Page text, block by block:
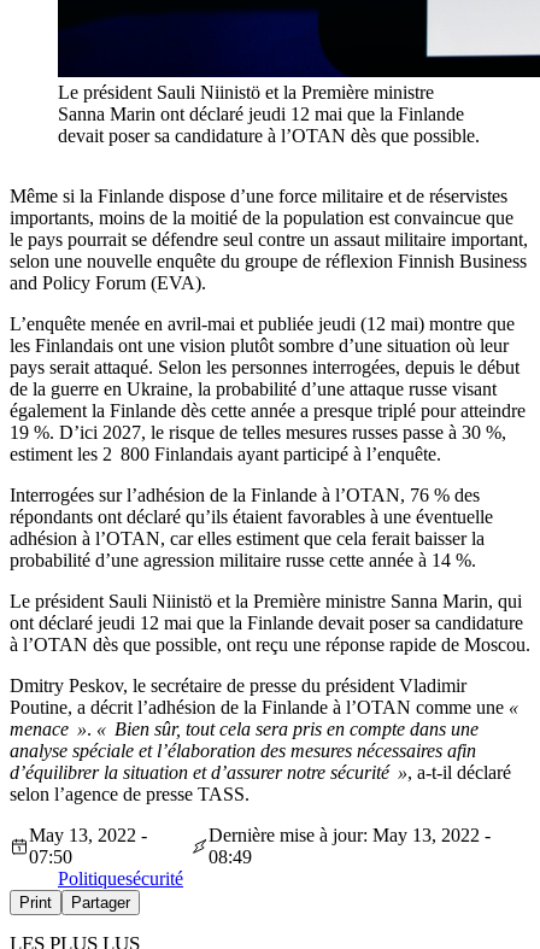
Le président Sauli Niinistö et la Première ministre
Sanna Marin ont déclaré jeudi 12 mai que la Finlande
devait poser sa candidature à l’OTAN dès que possible.
Même si la Finlande dispose d’une force militaire et de réservistes
importants, moins de la moitié de la population est convaincue que
le pays pourrait se défendre seul contre un assaut militaire important,
selon une nouvelle enquête du groupe de réflexion Finnish Business
and Policy Forum (EVA).
L’enquête menée en avril-mai et publiée jeudi (12 mai) montre que
les Finlandais ont une vision plutôt sombre d’une situation où leur
pays serait attaqué. Selon les personnes interrogées, depuis le début
de la guerre en Ukraine, la probabilité d’une attaque russe visant
également la Finlande dès cette année a presque triplé pour atteindre
19 %. D’ici 2027, le risque de telles mesures russes passe à 30 %,
estiment les 2 800 Finlandais ayant participé à l’enquête.
Interrogées sur l’adhésion de la Finlande à l’OTAN, 76 % des
répondants ont déclaré qu’ils étaient favorables à une éventuelle
adhésion à l’OTAN, car elles estiment que cela ferait baisser la
probabilité d’une agression militaire russe cette année à 14 %.
Le président Sauli Niinistö et la Première ministre Sanna Marin, qui
ont déclaré jeudi 12 mai que la Finlande devait poser sa candidature
à l’OTAN dès que possible, ont reçu une réponse rapide de Moscou.
Dmitry Peskov, le secrétaire de presse du président Vladimir
Poutine, a décrit l’adhésion de la Finlande à l’OTAN comme une «
menace ». « Bien sûr, tout cela sera pris en compte dans une
analyse spéciale et l’élaboration des mesures nécessaires afin
d’équilibrer la situation et d’assurer notre sécurité », a-t-il déclaré
selon l’agence de presse TASS.
May 13, 2022 -
07:50
Dernière mise à jour: May 13, 2022 -
08:49
Politiquesécurité
Print Partager
LES PLUS LUS